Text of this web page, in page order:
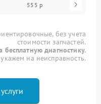
555 р
без учета
стоимости запчастей.
бесплатную диагностику.
на неисправность.